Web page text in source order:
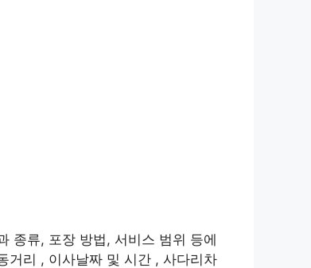
종류, 포장 방법, 서비스 범위 등에
거리 , 이사날짜 및 시간 , 사다리차